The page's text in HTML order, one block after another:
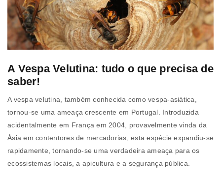
A Vespa Velutina: tudo o que precisa de
saber!
A vespa velutina, também conhecida como vespa-asiática,
tornou-se uma ameaça crescente em Portugal. Introduzida
acidentalmente em França em 2004, provavelmente vinda da
Ásia em contentores de mercadorias, esta espécie expandiu-se
rapidamente, tornando-se uma verdadeira ameaça para os
ecossistemas locais, a apicultura e a segurança pública.